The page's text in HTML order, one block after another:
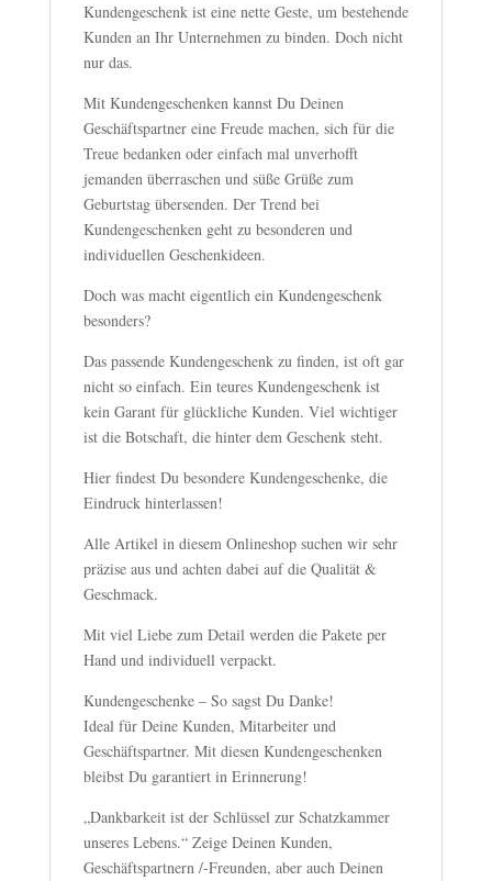
Kundengeschenk ist eine nette Geste, um bestehende
Kunden an Ihr Unternehmen zu binden. Doch nicht
nur das.
Mit Kundengeschenken kannst Du Deinen
Geschäftspartner eine Freude machen, sich für die
Treue bedanken oder einfach mal unverhofft
jemanden überraschen und süße Grüße zum
Geburtstag übersenden. Der Trend bei
Kundengeschenken geht zu besonderen und
individuellen Geschenkideen.
Doch was macht eigentlich ein Kundengeschenk
besonders?
Das passende Kundengeschenk zu finden, ist oft gar
nicht so einfach. Ein teures Kundengeschenk ist
kein Garant für glückliche Kunden. Viel wichtiger
ist die Botschaft, die hinter dem Geschenk steht.
Hier findest Du besondere Kundengeschenke, die
Eindruck hinterlassen!
Alle Artikel in diesem Onlineshop suchen wir sehr
präzise aus und achten dabei auf die Qualität &
Geschmack.
Mit viel Liebe zum Detail werden die Pakete per
Hand und individuell verpackt.
Kundengeschenke – So sagst Du Danke!
Ideal für Deine Kunden, Mitarbeiter und
Geschäftspartner. Mit diesen Kundengeschenken
bleibst Du garantiert in Erinnerung!
„Dankbarkeit ist der Schlüssel zur Schatzkammer
unseres Lebens.“ Zeige Deinen Kunden,
Geschäftspartnern /-Freunden, aber auch Deinen